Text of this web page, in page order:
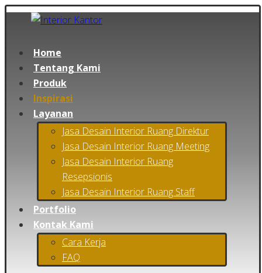
Home
Tentang Kami
Produk
Inspirasi
Layanan
Jasa Desain Interior Ruang Direktur
Jasa Desain Interior Ruang Meeting
Jasa Desain Interior Ruang
Resepsionis
Jasa Desain Interior Ruang Staff
Portfolio
Kontak Kami
Cara Kerja
FAQ